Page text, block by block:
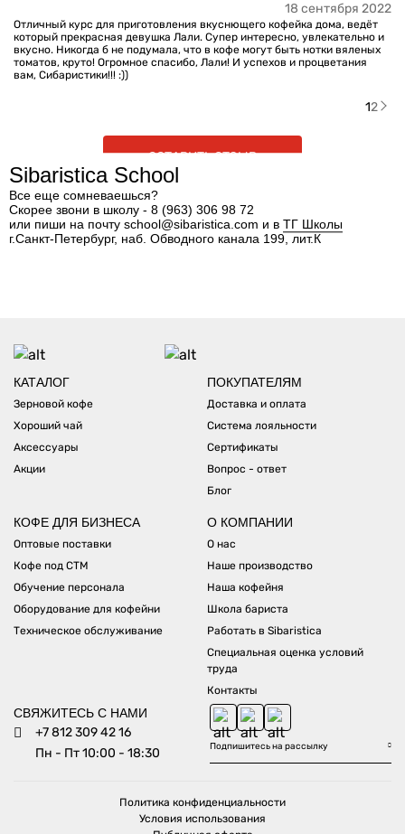
18 сентября 2022
Отличный курс для приготовления вкуснющего кофейка дома, ведёт
который прекрасная девушка Лали. Супер интересно, увлекательно и
вкусно. Никогда б не подумала, что в кофе могут быть нотки вяленых
томатов, круто! Огромное спасибо, Лали! И успехов и процветания
вам, Сибаристики!!! :))
12
ОСТАВИТЬ ОТЗЫВ
Sibaristica School
Все еще сомневаешься?
Cкорее звони в школу - 8 (963) 306 98 72
или пиши на почту school@sibaristica.com и в ТГ Школы
г.Санкт-Петербург, наб. Обводного канала 199, лит.К
КАТАЛОГ
Зерновой кофе
Хороший чай
Аксессуары
Акции
ПОКУПАТЕЛЯМ
Доставка и оплата
Система лояльности
Сертификаты
Вопрос - ответ
Блог
КОФЕ ДЛЯ БИЗНЕСА
Оптовые поставки
Кофе под СТМ
Обучение персонала
Оборудование для кофейни
Техническое обслуживание
О КОМПАНИИ
О нас
Наше производство
Наша кофейня
Школа бариста
Работать в Sibaristica
Специальная оценка условий
труда
Контакты
СВЯЖИТЕСЬ С НАМИ
+7 812 309 42 16
Пн - Пт 10:00 - 18:30
Политика конфиденциальности
Условия использования